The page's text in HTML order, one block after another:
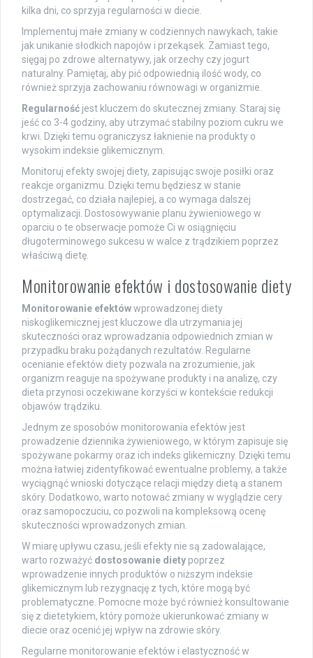
kilka dni, co sprzyja regularności w diecie.
Implementuj małe zmiany w codziennych nawykach, takie
jak unikanie słodkich napojów i przekąsek. Zamiast tego,
sięgaj po zdrowe alternatywy, jak orzechy czy jogurt
naturalny. Pamiętaj, aby pić odpowiednią ilość wody, co
również sprzyja zachowaniu równowagi w organizmie.
Regularność jest kluczem do skutecznej zmiany. Staraj się
jeść co 3-4 godziny, aby utrzymać stabilny poziom cukru we
krwi. Dzięki temu ograniczysz łaknienie na produkty o
wysokim indeksie glikemicznym.
Monitoruj efekty swojej diety, zapisując swoje posiłki oraz
reakcje organizmu. Dzięki temu będziesz w stanie
dostrzegać, co działa najlepiej, a co wymaga dalszej
optymalizacji. Dostosowywanie planu żywieniowego w
oparciu o te obserwacje pomoże Ci w osiągnięciu
długoterminowego sukcesu w walce z trądzikiem poprzez
właściwą dietę.
Monitorowanie efektów i dostosowanie diety
Monitorowanie efektówwprowadzonej diety
niskoglikemicznej jest kluczowe dla utrzymania jej
skuteczności oraz wprowadzania odpowiednich zmian w
przypadku braku pożądanych rezultatów. Regularne
ocenianie efektów diety pozwala na zrozumienie, jak
organizm reaguje na spożywane produkty i na analizę, czy
dieta przynosi oczekiwane korzyści w kontekście redukcji
objawów trądziku.
Jednym ze sposobów monitorowania efektów jest
prowadzenie dziennika żywieniowego, w którym zapisuje się
spożywane pokarmy oraz ich indeks glikemiczny. Dzięki temu
można łatwiej zidentyfikować ewentualne problemy, a także
wyciągnąć wnioski dotyczące relacji między dietą a stanem
skóry. Dodatkowo, warto notować zmiany w wyglądzie cery
oraz samopoczuciu, co pozwoli na kompleksową ocenę
skuteczności wprowadzonych zmian.
W miarę upływu czasu, jeśli efekty nie są zadowalające,
warto rozważyć dostosowanie diety poprzez
wprowadzenie innych produktów o niższym indeksie
glikemicznym lub rezygnację z tych, które mogą być
problematyczne. Pomocne może być również konsultowanie
się z dietetykiem, który pomoże ukierunkować zmiany w
diecie oraz ocenić jej wpływ na zdrowie skóry.
Regularne monitorowanie efektów i elastyczność w